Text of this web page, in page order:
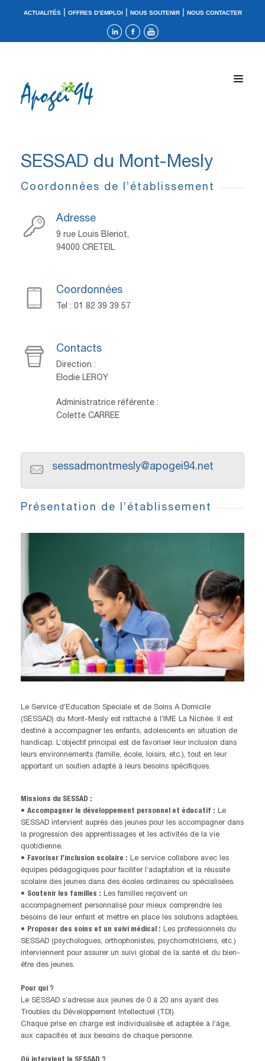
ACTUALITÉS| OFFRES D’EMPLOI| NOUS SOUTENIR| NOUS CONTACTER
SESSAD du Mont-Mesly
Coordonnées de l’établissement
Adresse
9 rue Louis Bleriot,
94000 CRETEIL
Coordonnées
Tel : 01 82 39 39 57
Contacts
Direction :
Elodie LEROY
Administratrice référente :
Colette CARREE
sessadmontmesly@apogei94.net
Présentation de l’établissement
Le Service d’Education Spéciale et de Soins A Domicile
(SESSAD) du Mont-Mesly est rattaché à l’IME La Nichée. Il est
destiné à accompagner les enfants, adolescents en situation de
handicap. L’objectif principal est de favoriser leur inclusion dans
leurs environnements (famille, école, loisirs, etc.), tout en leur
apportant un soutien adapté à leurs besoins spécifiques.
Missions du SESSAD :
• Accompagner le développement personnel et éducatif : Le
SESSAD intervient auprès des jeunes pour les accompagner dans
la progression des apprentissages et les activités de la vie
quotidienne.
• Favoriser l’inclusion scolaire : Le service collabore avec les
équipes pédagogiques pour faciliter l’adaptation et la réussite
scolaire des jeunes dans des écoles ordinaires ou spécialisées.
• Soutenir les familles : Les familles reçoivent un
accompagnement personnalisé pour mieux comprendre les
besoins de leur enfant et mettre en place les solutions adaptées.
• Proposer des soins et un suivi médical : Les professionnels du
SESSAD (psychologues, orthophonistes, psychomotriciens, etc.)
interviennent pour assurer un suivi global de la santé et du bien-
être des jeunes.
Pour qui ?
Le SESSAD s’adresse aux jeunes de 0 à 20 ans ayant des
Troubles du Développement Intellectuel (TDI).
Chaque prise en charge est individualisée et adaptée à l’âge,
aux capacités et aux besoins de chaque personne.